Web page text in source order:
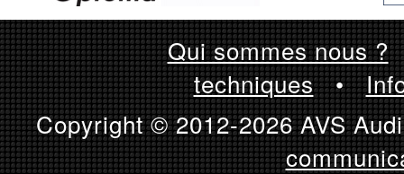
Qui sommes nous ?
techniques•
Copyright © 2012-2026 AVS